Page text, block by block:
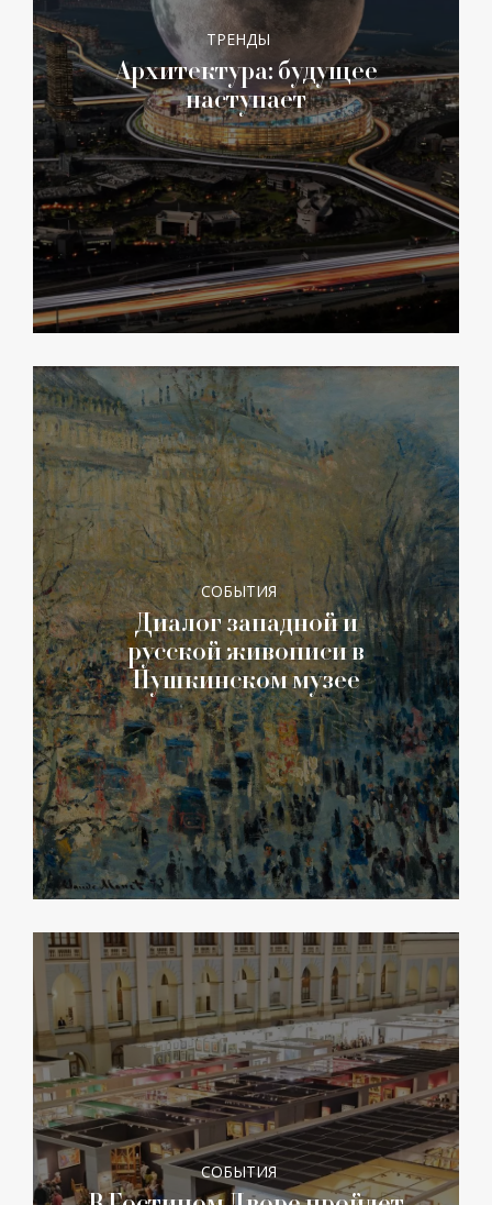
ТРЕНДЫ
Архитектура: будущее
наступает
СОБЫТИЯ
Диалог западной и
русской живописи в
Пушкинском музее
СОБЫТИЯ